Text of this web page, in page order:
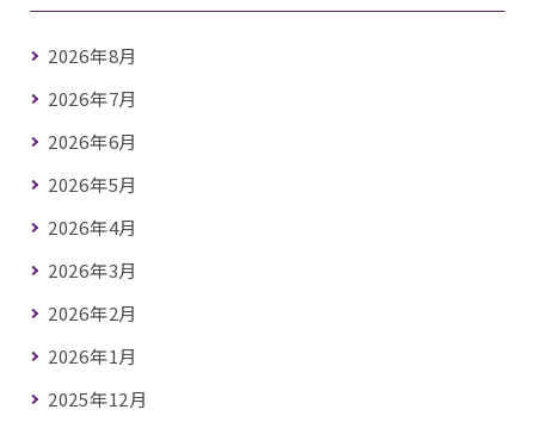
2026年8月
2026年7月
2026年6月
2026年5月
2026年4月
2026年3月
2026年2月
2026年1月
2025年12月